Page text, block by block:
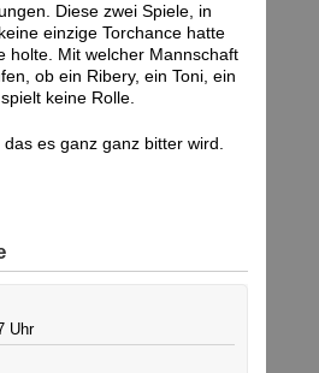
Diese zwei Spiele, in
einzige Torchance hatte
holte. Mit welcher Mannschaft
ob ein Ribery, ein Toni, ein
keine Rolle.
es ganz ganz bitter wird.
Uhr